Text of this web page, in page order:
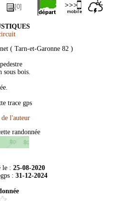
[0]
( Tarn-et-Garonne 82 )
sous bois.
trace gps
randonnée
le : 25-08-2020
: 31-12-2024